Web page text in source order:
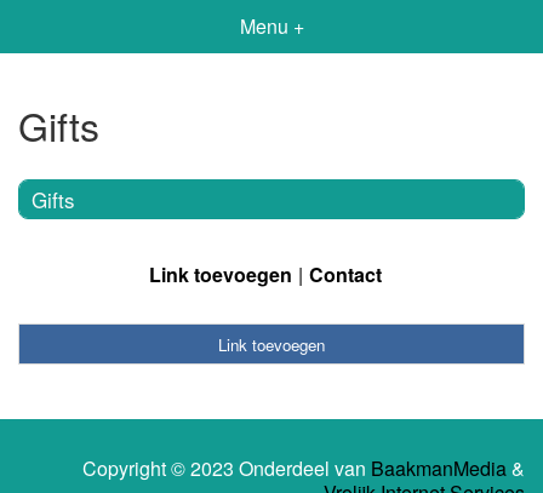
Menu +
Gifts
Gifts
Link toevoegen Contact
Link toevoegen
Copyright © 2023 Onderdeel van BaakmanMedia&